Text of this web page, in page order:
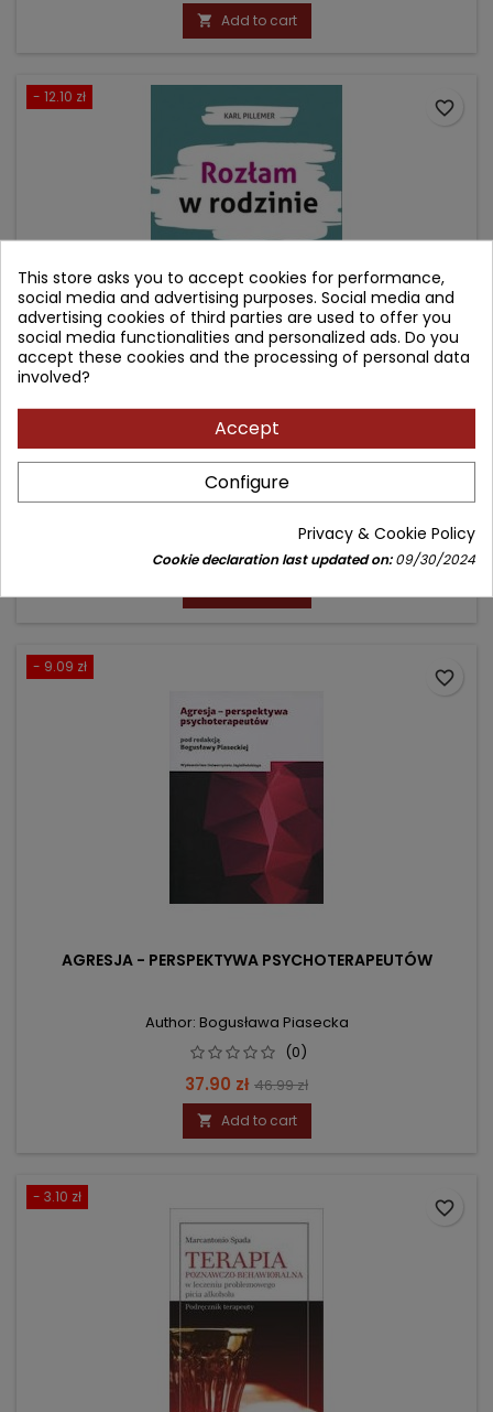
price
 Add to cart
- 12.10 zł
Author: Karl Pillemer
(0)
Price
43.90 złRegular
56.00 zł
favorite_border
- 9.09 zł
AGRESJA - PERSPEKTYWA PSYCHOTERAPEUTÓW
Author: Bogusława Piasecka
(0)
Price
37.90 zł Regular
price
46.99 zł
 Add to cart
favorite_border
- 3.10 zł
favorite_border
This store asks you to accept cookies for performance,
social media and advertising purposes. Social media and
advertising cookies of third parties are used to offer you
social media functionalities and personalized ads. Do you
accept these cookies and the processing of personal data
involved?
Accept
Configure
Privacy & Cookie Policy
Cookie declaration last updated on:09/30/2024